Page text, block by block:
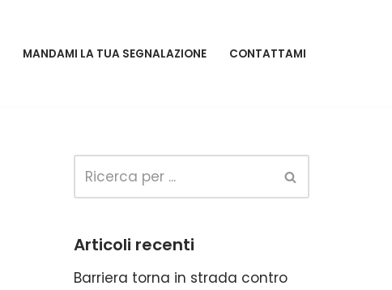
MANDAMI LA TUA SEGNALAZIONE CONTATTAMI
Articoli recenti
Barriera torna in strada contro